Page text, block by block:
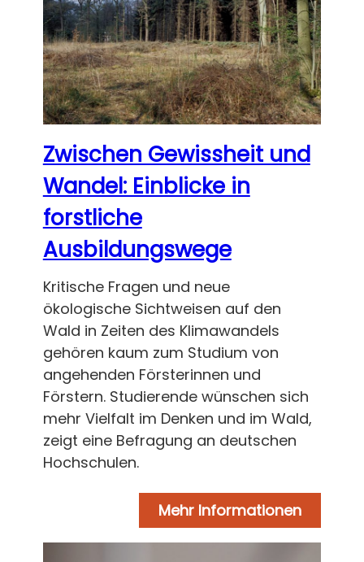
Zwischen Gewissheit und
Wandel: Einblicke in
forstliche
Ausbildungswege
Kritische Fragen und neue
ökologische Sichtweisen auf den
Wald in Zeiten des Klimawandels
gehören kaum zum Studium von
angehenden Försterinnen und
Förstern. Studierende wünschen sich
mehr Vielfalt im Denken und im Wald,
zeigt eine Befragung an deutschen
Hochschulen.
Mehr Informationen